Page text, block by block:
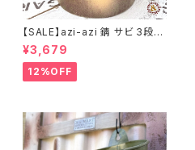
【SALE】azi-azi 錆 サビ 3段シ
ャビー プランター
¥3,679
12%OFF